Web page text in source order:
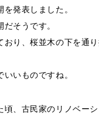
発表しました。
そうです。
り、桜並木の下を通
いものですね。
、古民家のリノベー